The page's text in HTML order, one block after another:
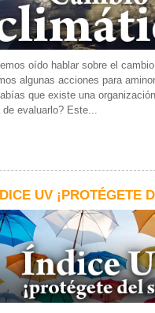
oído hablar sobre el
algunas acciones para
que existe una
de evaluarlo? Este...
UV ¡PROTÉGETE